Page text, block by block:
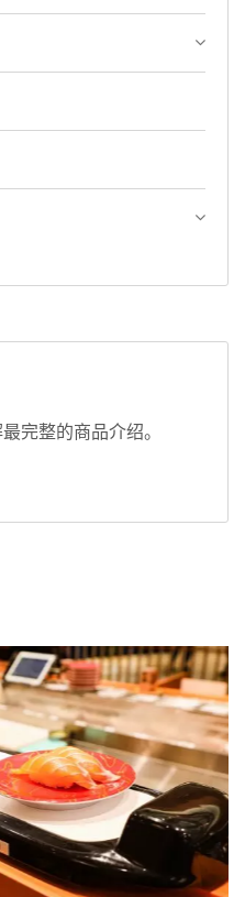
完整的商品介绍。